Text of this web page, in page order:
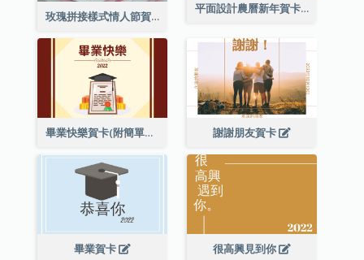
平面設計農曆新年賀卡與裝飾
玫瑰拼接樣式情人節賀卡
畢業快樂賀卡(附簡單配圖) 謝謝朋友賀卡
畢業賀卡 很高興見到你